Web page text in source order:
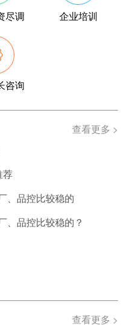
尽调 企业培训
咨询
查看更多 >
荐
、品控比较稳的
、品控比较稳的？
查看更多 >